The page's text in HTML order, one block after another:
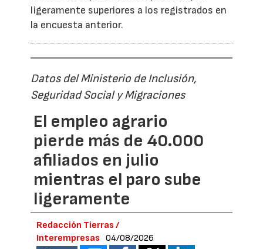
ligeramente superiores a los registrados en
la encuesta anterior.
Datos del Ministerio de Inclusión,
Seguridad Social y Migraciones
El empleo agrario
pierde más de 40.000
afiliados en julio
mientras el paro sube
ligeramente
Redacción Tierras /
Interempresas
04/08/2026